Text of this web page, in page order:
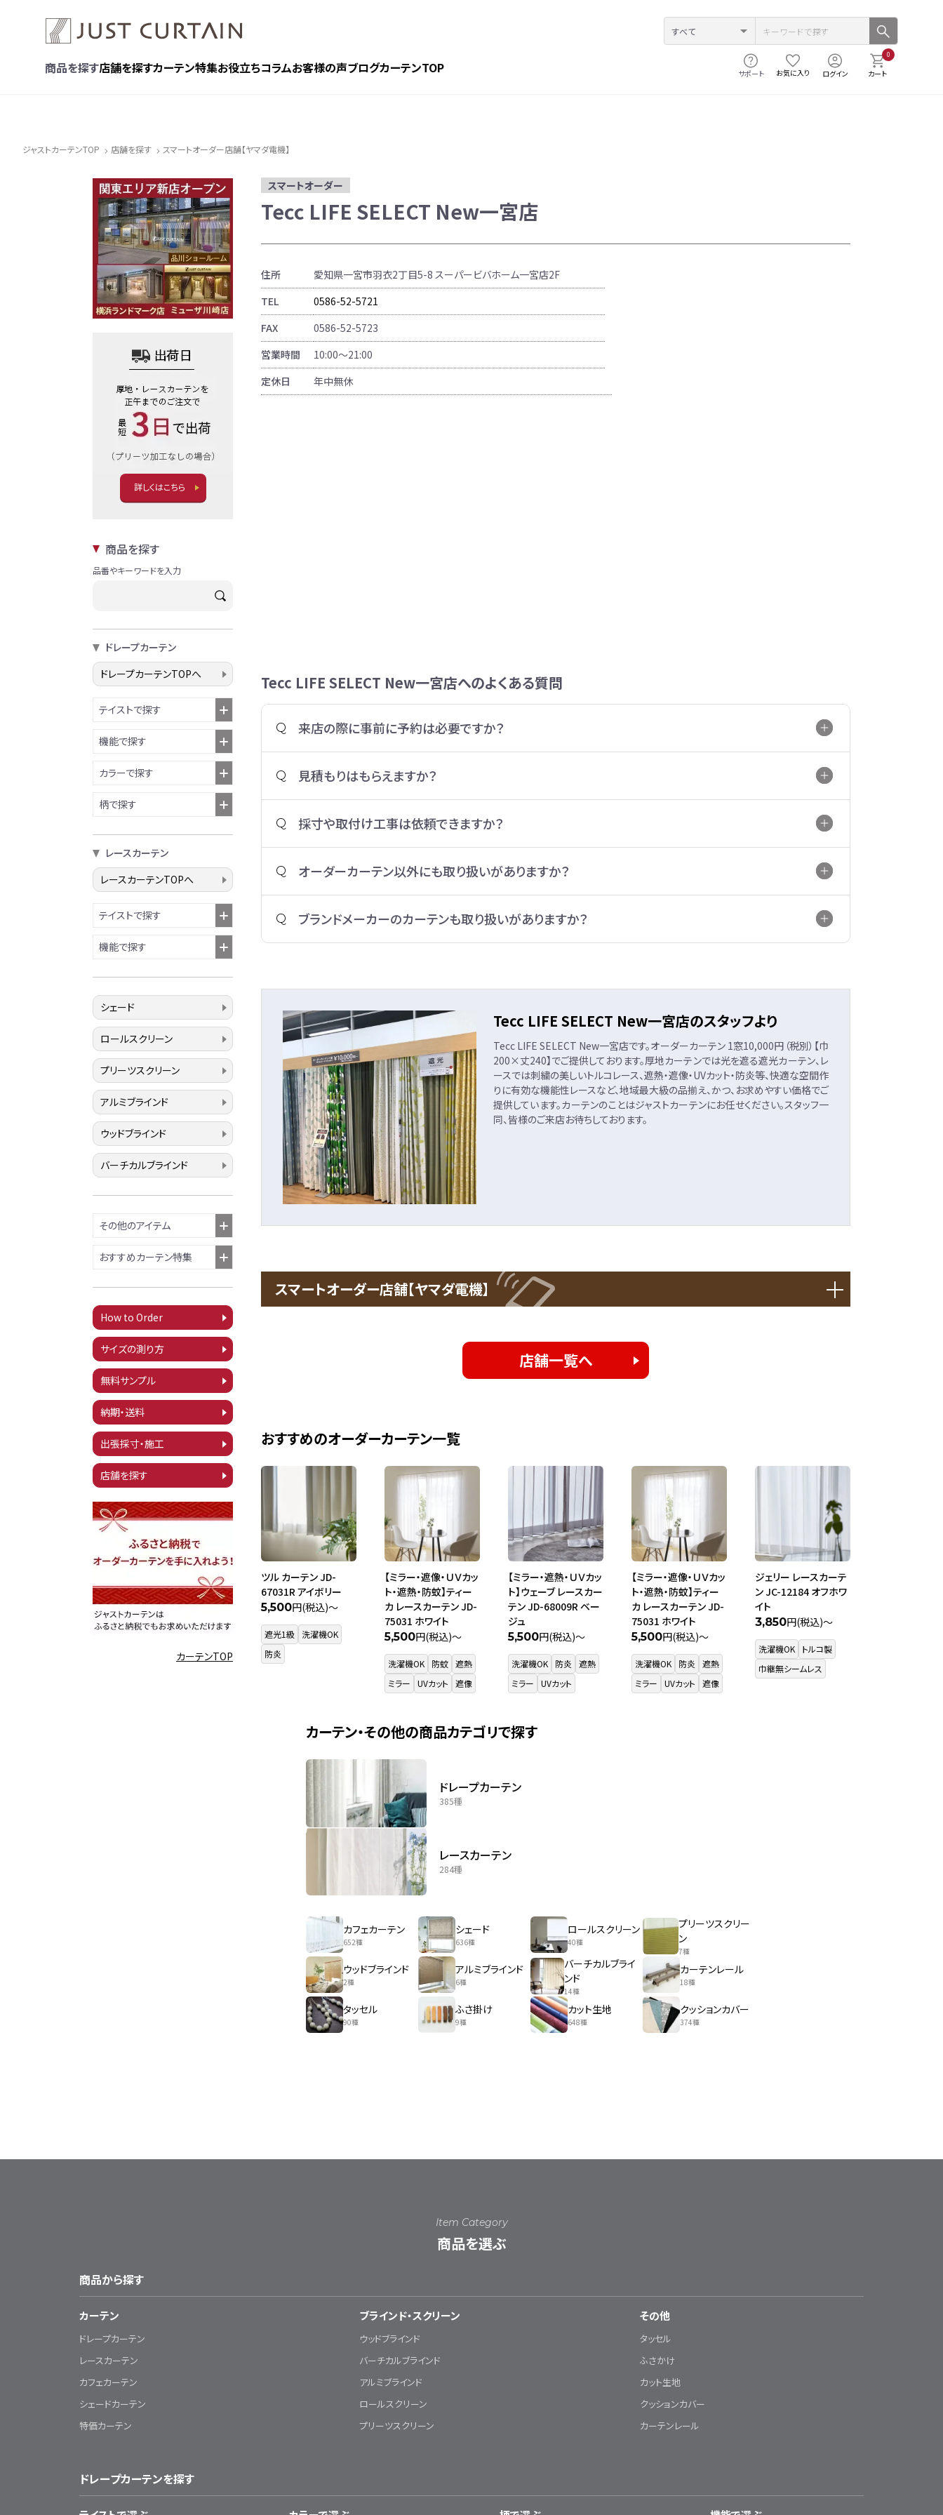
商品を探す店舗を探すカーテン特集お役立ちコラムお客様の声ブログカーテンTOP サポート お気に入り ログイン
0
カート
ジャストカーテンTOP 店舗を探す スマートオーダー店舗【ヤマダ電機】
詳しくはこちら
商品を探す
品番やキーワードを入力
ドレープカーテン
ドレープカーテンTOPへ
テイストで探す
機能で探す
カラーで探す
柄で探す
レースカーテン
レースカーテンTOPへ
テイストで探す
機能で探す
シェード
ロールスクリーン
プリーツスクリーン
アルミブラインド
ウッドブラインド
バーチカルブラインド
その他のアイテム
おすすめカーテン特集
How to Order
サイズの測り方
無料サンプル
納期・送料
出張採寸・施工
店舗を探す
カーテンTOP
スマートオーダー
Tecc LIFE SELECT New一宮店
住所
愛知県一宮市羽衣2丁目5-8 スーパービバホーム一宮店2F
TEL
0586-52-5721
FAX
0586-52-5723
営業時間
10:00〜21:00
定休日
年中無休
Tecc LIFE SELECT New一宮店へのよくある質問
来店の際に事前に予約は必要ですか？
見積もりはもらえますか？
採寸や取付け工事は依頼できますか？
オーダーカーテン以外にも取り扱いがありますか？
ブランドメーカーのカーテンも取り扱いがありますか？
Tecc LIFE SELECT New一宮店のスタッフより
Tecc LIFE SELECT New一宮店です。オーダーカーテン 1窓10,000円（税別）【巾
200×丈240】でご提供しております。厚地カーテンでは光を遮る遮光カーテン、レ
ースでは刺繍の美しいトルコレース、遮熱・遮像・UVカット・防炎等、快適な空間作
りに有効な機能性レースなど、地域最大級の品揃え、かつ、お求めやすい価格でご
提供しています。カーテンのことはジャストカーテンにお任せください。スタッフ一
同、皆様のご来店お待ちしております。
スマートオーダー店舗【ヤマダ電機】
店舗一覧へ
おすすめのオーダーカーテン一覧
ツル カーテン JD-
67031R アイボリー
5,500円(税込)～
遮光1級
洗濯機OK
防炎
【ミラー・遮像・ＵＶカッ
ト・遮熱・防蚊】ティー
カ レースカーテン JD-
75031 ホワイト
5,500円(税込)～
洗濯機OK 防蚊 遮熱
ミラー
UVカット 遮像
【ミラー・遮熱・ＵＶカッ
ト】ウェーブ レースカー
テン JD-68009R ベー
ジュ
5,500円(税込)～
洗濯機OK 防炎
遮熱
ミラー
UVカット
【ミラー・遮像・ＵＶカッ
ト・遮熱・防蚊】ティー
カ レースカーテン JD-
75031 ホワイト
5,500円(税込)～
洗濯機OK 防炎
遮熱
ミラー
UVカット 遮像
ジェリー レースカーテ
ン JC-12184 オフホワ
イト
3,850円(税込)～
洗濯機OK
トルコ製
巾継無シームレス
カーテン・その他の商品カテゴリで探す
ドレープカーテン
385種
レースカーテン
284種
カフェカーテン
652種
シェード
636種
ロールスクリーン
40種
プリーツスクリー
ン
7種
ウッドブラインド
2種
アルミブラインド
6種
バーチカルブライ
ンド
14種
カーテンレール
18種
タッセル
90種
ふさ掛け
9種
カット生地
648種
クッションカバー
374種
Item Category
商品を選ぶ
商品から探す
カーテン
ドレープカーテン
レースカーテン
カフェカーテン
シェードカーテン
特価カーテン
ブラインド・スクリーン
ウッドブラインド
バーチカルブラインド
アルミブラインド
ロールスクリーン
プリーツスクリーン
その他
タッセル
ふさかけ
カット生地
クッションカバー
カーテンレール
ドレープカーテンを探す